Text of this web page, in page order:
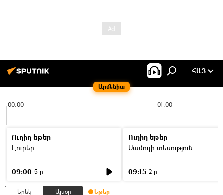
Արմենիա
ՀԱՅ
00:00 01:00
Ուղիղ եթեր
Լուրեր
09:00 5 ր
Ուղիղ եթեր
Մամուլի տեսություն
09:15 2 ր
Երեկ Այսօր Եթեր